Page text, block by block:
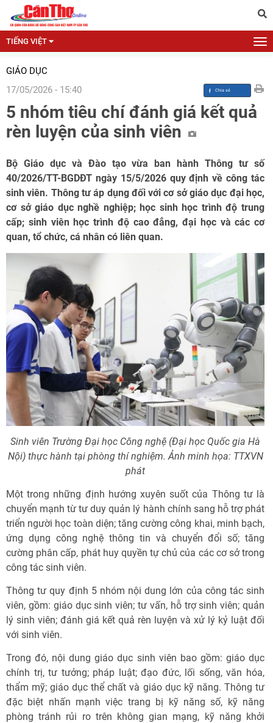
TIẾNG VIỆT
GIÁO DỤC
17/05/2026 - 15:40
5 nhóm tiêu chí đánh giá kết quả
rèn luyện của sinh viên
Bộ Giáo dục và Đào tạo vừa ban hành Thông tư số
40/2026/TT-BGDĐT ngày 15/5/2026 quy định về công tác
sinh viên. Thông tư áp dụng đối với cơ sở giáo dục đại học,
cơ sở giáo dục nghề nghiệp; học sinh học trình độ trung
cấp; sinh viên học trình độ cao đẳng, đại học và các cơ
quan, tổ chức, cá nhân có liên quan.
Sinh viên Trường Đại học Công nghệ (Đại học Quốc gia Hà
Nội) thực hành tại phòng thí nghiệm. Ảnh minh họa: TTXVN
phát
Một trong những định hướng xuyên suốt của Thông tư là
chuyển mạnh từ tư duy quản lý hành chính sang hỗ trợ phát
triển người học toàn diện; tăng cường công khai, minh bạch,
ứng dụng công nghệ thông tin và chuyển đổi số; tăng
cường phân cấp, phát huy quyền tự chủ của các cơ sở trong
công tác sinh viên.
Thông tư quy định 5 nhóm nội dung lớn của công tác sinh
viên, gồm: giáo dục sinh viên; tư vấn, hỗ trợ sinh viên; quản
lý sinh viên; đánh giá kết quả rèn luyện và xử lý kỷ luật đối
với sinh viên.
Trong đó, nội dung giáo dục sinh viên bao gồm: giáo dục
chính trị, tư tưởng; pháp luật; đạo đức, lối sống, văn hóa,
thẩm mỹ; giáo dục thể chất và giáo dục kỹ năng. Thông tư
đặc biệt nhấn mạnh việc trang bị kỹ năng số, kỹ năng
phòng tránh rủi ro trên không gian mạng, kỹ năng khởi